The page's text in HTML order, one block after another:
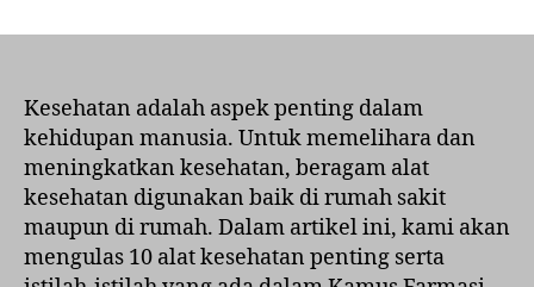
(KFA)
Kesehatan adalah aspek penting dalam
kehidupan manusia. Untuk memelihara dan
meningkatkan kesehatan, beragam alat
kesehatan digunakan baik di rumah sakit
maupun di rumah. Dalam artikel ini, kami akan
mengulas 10 alat kesehatan penting serta